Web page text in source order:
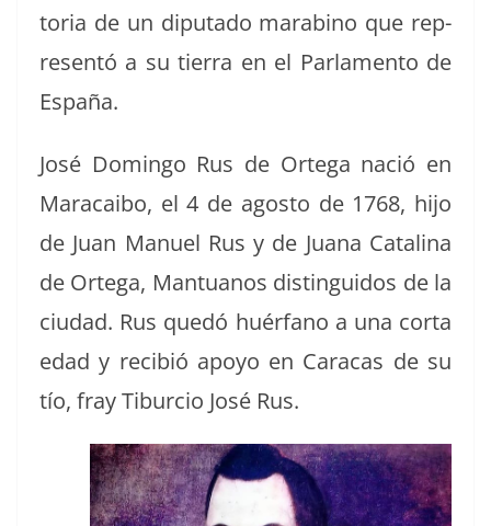
to­ria de un diputa­do mara­bi­no que rep­
re­sen­tó a su tier­ra en el Par­la­men­to de
España.
José Domin­go Rus de Orte­ga nació en
Mara­cai­bo, el 4 de agos­to de 1768, hijo
de Juan Manuel Rus y de Jua­na Catali­na
de Orte­ga, Man­tu­anos dis­tin­gui­dos de la
ciu­dad. Rus quedó huér­fano a una cor­ta
edad y recibió apoyo en Cara­cas de su
tío, fray Tibur­cio José Rus.